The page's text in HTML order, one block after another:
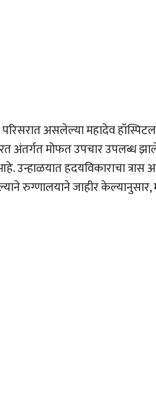
असलेल्या महादेव
अंतर्गत मोफत उपचार उपलब्ध
उन्हाळयात हदयविकाराचा
रुग्णालयाने जाहीर केल्यानुसार,